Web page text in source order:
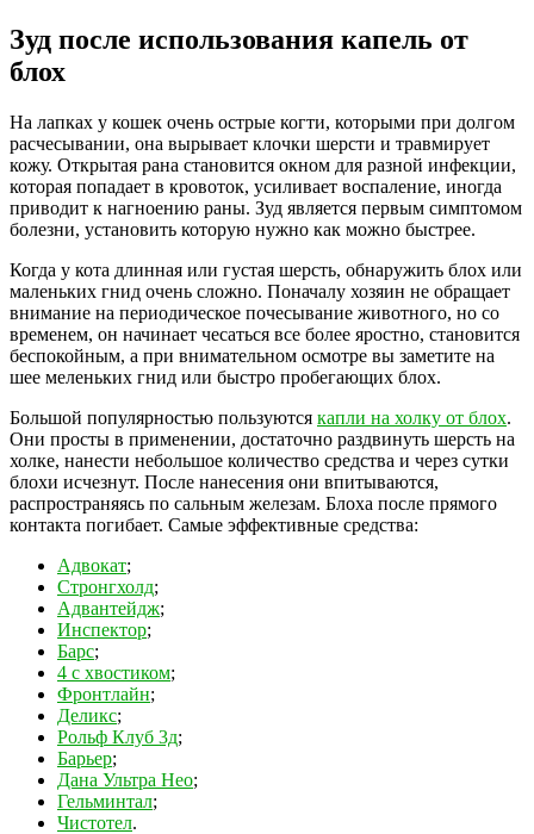
Зуд после использования капель от
блох
На лапках у кошек очень острые когти, которыми при долгом
расчесывании, она вырывает клочки шерсти и травмирует
кожу. Открытая рана становится окном для разной инфекции,
которая попадает в кровоток, усиливает воспаление, иногда
приводит к нагноению раны. Зуд является первым симптомом
болезни, установить которую нужно как можно быстрее.
Когда у кота длинная или густая шерсть, обнаружить блох или
маленьких гнид очень сложно. Поначалу хозяин не обращает
внимание на периодическое почесывание животного, но со
временем, он начинает чесаться все более яростно, становится
беспокойным, а при внимательном осмотре вы заметите на
шее меленьких гнид или быстро пробегающих блох.
Большой популярностью пользуются капли на холку от блох.
Они просты в применении, достаточно раздвинуть шерсть на
холке, нанести небольшое количество средства и через сутки
блохи исчезнут. После нанесения они впитываются,
распространяясь по сальным железам. Блоха после прямого
контакта погибает. Самые эффективные средства:
Адвокат;
Стронгхолд;
Адвантейдж;
Инспектор;
Барс;
4 с хвостиком;
Фронтлайн;
Деликс;
Рольф Клуб 3д;
Барьер;
Дана Ультра Нео;
Гельминтал;
Чистотел.